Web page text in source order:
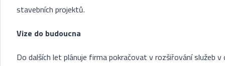
stavebních projektů.
Vize do budoucna
Do dalších let plánuje firma pokračovat v rozšiřování služeb